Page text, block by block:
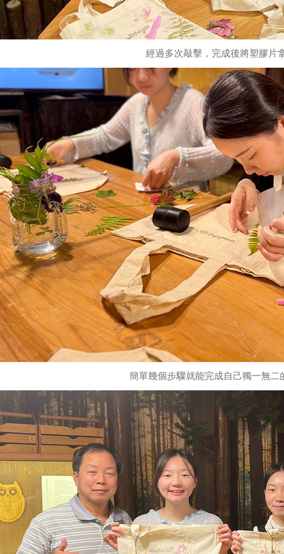
經過多次敲擊，完成後將塑膠片
簡單幾個步驟就能完成自己獨一無二